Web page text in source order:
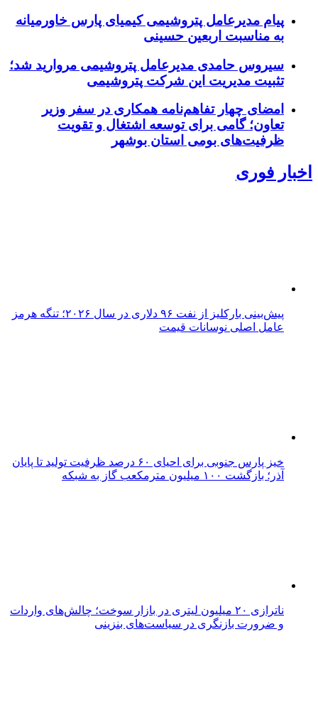
پیام مدیرعامل پتروشیمی کیمیای پارس خاورمیانه
به مناسبت اربعین حسینی
سیروس حامدی مدیرعامل پتروشیمی مروارید شد؛
تثبیت مدیریت این شرکت پتروشیمی
امضای چهار تفاهم‌نامه همکاری در سفر وزیر
تعاون؛ گامی برای توسعه اشتغال و تقویت
ظرفیت‌های بومی استان بوشهر
اخبار فوری
پیش‌بینی بارکلیز از نفت ۹۶ دلاری در سال ۲۰۲۶؛ تنگه هرمز
عامل اصلی نوسانات قیمت
خیز پارس جنوبی برای احیای ۶۰ درصد ظرفیت تولید تا پایان
آذر؛ بازگشت ۱۰۰ میلیون مترمکعب گاز به شبکه
ناترازی ۲۰ میلیون لیتری در بازار سوخت؛ چالش‌های واردات
و ضرورت بازنگری در سیاست‌های بنزینی